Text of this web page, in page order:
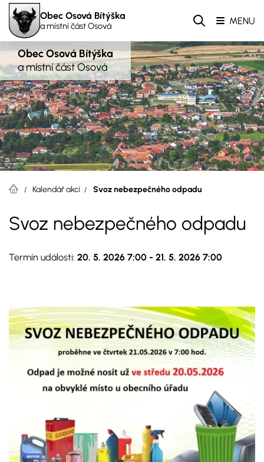
Obec Osová Bítýška
a místní část Osová MENU
Obec Osová Bítýška
a místní část Osová
Kalendář akcí Svoz nebezpečného odpadu
Svoz nebezpečného odpadu
Termín události: 20. 5. 2026 7:00 - 21. 5. 2026 7:00